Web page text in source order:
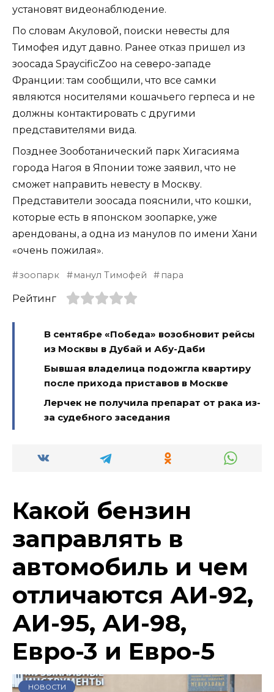
установят видеонаблюдение.
По словам Акуловой, поиски невесты для
Тимофея идут давно. Ранее отказ пришел из
зоосада SpaycificZoo на северо-западе
Франции: там сообщили, что все самки
являются носителями кошачьего герпеса и не
должны контактировать с другими
представителями вида.
Позднее Зооботанический парк Хигасияма
города Нагоя в Японии тоже заявил, что не
сможет направить невесту в Москву.
Представители зоосада пояснили, что кошки,
которые есть в японском зоопарке, уже
арендованы, а одна из манулов по имени Хани
«очень пожилая».
зоопарк манул Тимофей пара
Рейтинг
В сентябре «Победа» возобновит рейсы
из Москвы в Дубай и Абу-Даби
Бывшая владелица подожгла квартиру
после прихода приставов в Москве
Лерчек не получила препарат от рака из-
за судебного заседания
Какой бензин
заправлять в
автомобиль и чем
отличаются АИ-92,
АИ-95, АИ-98,
Евро-3 и Евро-5
НОВОСТИ